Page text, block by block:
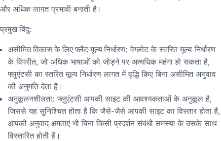
और अधिक लागत प्रभावी बनाती है।
प्रमुख बिंदु:
असीमित विकास के लिए फ्लैट मूल्य निर्धारण: वेग्लोट के स्तरित मूल्य निर्धारण
के विपरीत, जो अधिक भाषाओं को जोड़ने पर अत्यधिक महंगा हो सकता है,
फ्लुएंटसी का स्तरित मूल्य निर्धारण लागत में वृद्धि किए बिना असीमित अनुवाद
की अनुमति देता है।
अनुकूलनशीलता: फ्लुएंटसी आपकी साइट की आवश्यकताओं के अनुकूल है,
जिससे यह सुनिश्चित होता है कि जैसे-जैसे आपकी साइट का विस्तार होता है,
आपकी अनुवाद क्षमताएं भी बिना किसी प्रदर्शन संबंधी समस्या के उसके साथ
विस्तारित होती हैं।